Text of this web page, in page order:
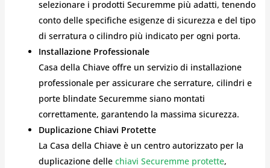
selezionare i prodotti Securemme più adatti, tenendo
conto delle specifiche esigenze di sicurezza e del tipo
di serratura o cilindro più indicato per ogni porta.
Installazione Professionale
Casa della Chiave offre un servizio di installazione
professionale per assicurare che serrature, cilindri e
porte blindate Securemme siano montati
correttamente, garantendo la massima sicurezza.
Duplicazione Chiavi Protette
La Casa della Chiave è un centro autorizzato per la
duplicazione delle chiavi Securemme protette,